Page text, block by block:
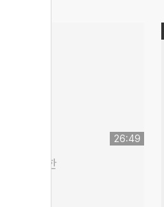
26:49
점을 위한